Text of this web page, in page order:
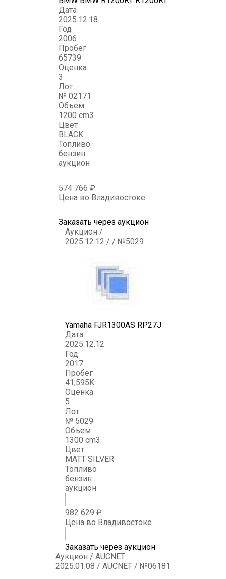
Дата
2025.12.18
Год
2006
Пробег
65739
Оценка
3
Лот
№ 02171
Объем
1200 cm3
Цвет
BLACK
Топливо
бензин
аукцион
574 766 ₽
Цена во Владивостоке
Заказать через аукцион
Аукцион /
2025.12.12 / / №5029
Yamaha FJR1300AS RP27J
Дата
2025.12.12
Год
2017
Пробег
41,595K
Оценка
5
Лот
№ 5029
Объем
1300 cm3
Цвет
MATT SILVER
Топливо
бензин
аукцион
982 629 ₽
Цена во Владивостоке
Заказать через аукцион
Аукцион / AUCNET
2025.01.08 / AUCNET / №06181